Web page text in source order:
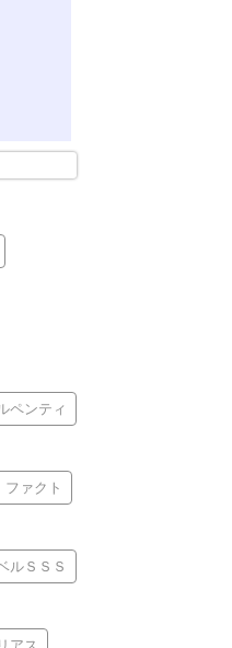
ペンティ
ファクト
ルＳＳＳ